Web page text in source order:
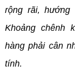
rộng rãi, hướng
Khoảng chênh
hàng phải cân
tính.